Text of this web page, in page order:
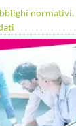
normativi,